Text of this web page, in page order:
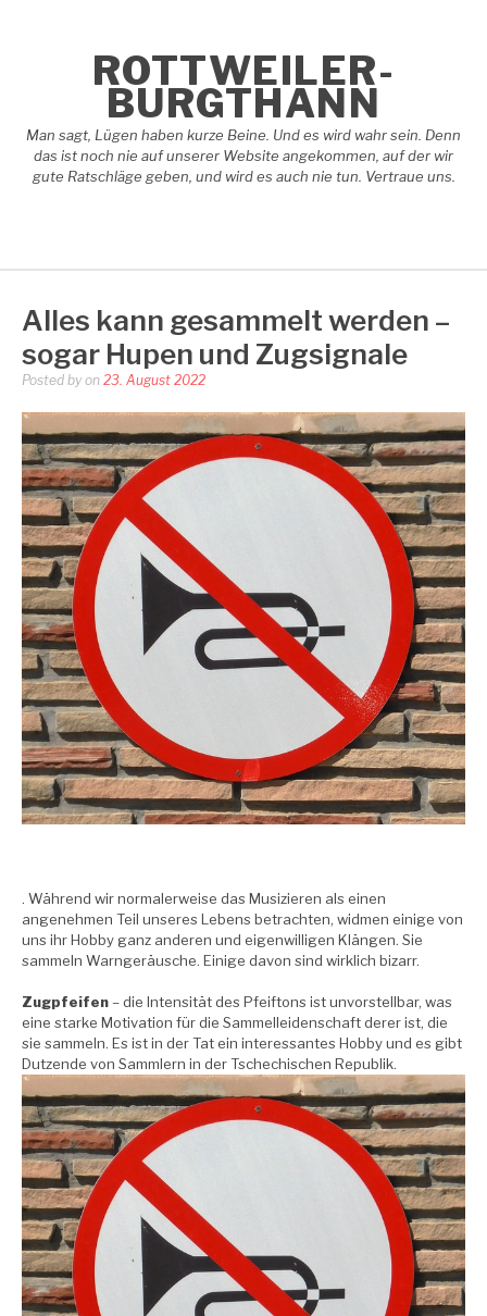
ROTTWEILER-
BURGTHANN
Man sagt, Lügen haben kurze Beine. Und es wird wahr sein. Denn
das ist noch nie auf unserer Website angekommen, auf der wir
gute Ratschläge geben, und wird es auch nie tun. Vertraue uns.
Alles kann gesammelt werden –
sogar Hupen und Zugsignale
Posted by on 23. August 2022
. Während wir normalerweise das Musizieren als einen
angenehmen Teil unseres Lebens betrachten, widmen einige von
uns ihr Hobby ganz anderen und eigenwilligen Klängen. Sie
sammeln Warngeräusche. Einige davon sind wirklich bizarr.
Zugpfeifen– die Intensität des Pfeiftons ist unvorstellbar, was
eine starke Motivation für die Sammelleidenschaft derer ist, die
sie sammeln. Es ist in der Tat ein interessantes Hobby und es gibt
Dutzende von Sammlern in der Tschechischen Republik.